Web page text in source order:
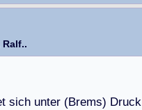
t sich unter (Brems) Druck